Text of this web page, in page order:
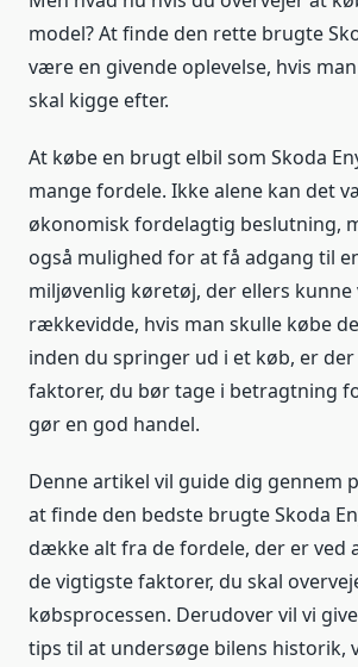
model? At finde den rette brugte
være en givende oplevelse, hvis
skal kigge efter.
At købe en brugt elbil som Skoda
mange fordele. Ikke alene kan det
økonomisk fordelagtig beslutning,
også mulighed for at få adgang til
miljøvenlig køretøj, der ellers
rækkevidde, hvis man skulle købe
inden du springer ud i et køb, er
faktorer, du bør tage i betragtning
gør en god handel.
Denne artikel vil guide dig gennem
at finde den bedste brugte Skoda
dække alt fra de fordele, der er ved
de vigtigste faktorer, du skal
købsprocessen. Derudover vil vi
tips til at undersøge bilens historik,